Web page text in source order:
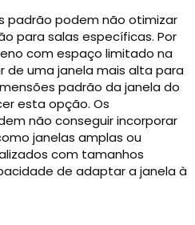
padrão podem não otimizar
para salas específicas. Por
com espaço limitado na
de uma janela mais alta para
padrão da janela do
esta opção. Os
não conseguir incorporar
janelas amplas ou
com tamanhos
de adaptar a janela à